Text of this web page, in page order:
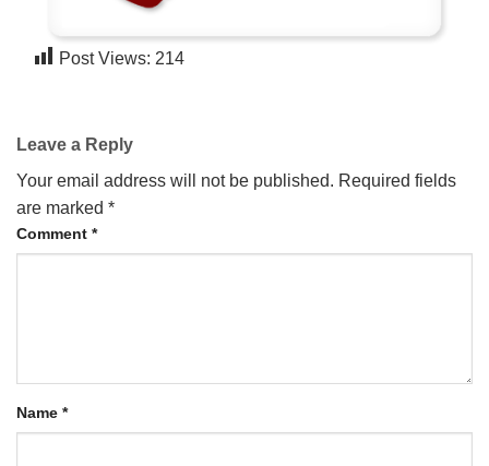
Post Views: 214
Leave a Reply
Your email address will not be published. Required fields
are marked *
Comment *
Name *